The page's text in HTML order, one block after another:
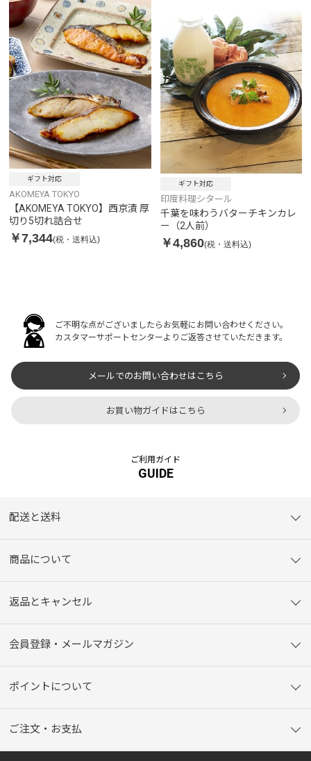
ギフト対応
AKOMEYA TOKYO
【AKOMEYA TOKYO】西京漬 厚
切り5切れ詰合せ
￥7,344(税・送料込)
ギフト対応
印度料理シタール
千葉を味わうバターチキンカレ
ー（2人前）
￥4,860(税・送料込)
ご不明な点がございましたらお気軽にお問い合わせください。
カスタマーサポートセンターよりご返答させていただきます。
メールでのお問い合わせはこちら
お買い物ガイドはこちら
ご利用ガイド
GUIDE
配送と送料
商品について
返品とキャンセル
会員登録・メールマガジン
ポイントについて
ご注文・お支払